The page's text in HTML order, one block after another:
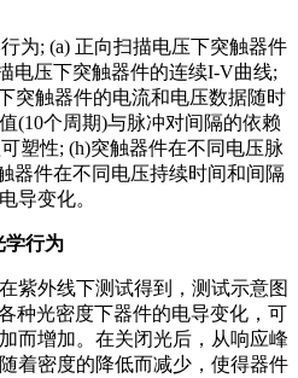
为; (a) 正向扫描电压下突触器件
电压下突触器件的连续I-V曲线;
突触器件的电流和电压数据随时
(10个周期)与脉冲对间隔的依赖
塑性; (h)突触器件在不同电压脉
器件在不同电压持续时间和间隔
导变化。
学行为
紫外线下测试得到，测试示意图
种光密度下器件的电导变化，可
而增加。在关闭光后，从响应峰
着密度的降低而减少，使得器件